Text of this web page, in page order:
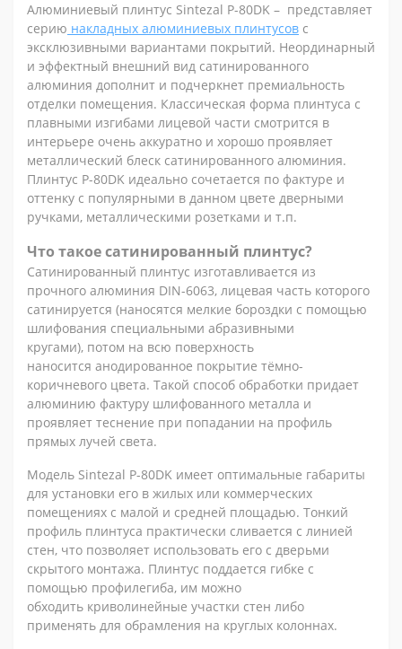
Алюминиевый плинтус Sintezal P-80DK – представляет
серию накладных алюминиевых плинтусов с
эксклюзивными вариантами покрытий. Неординарный
и эффектный внешний вид сатинированного
алюминия дополнит и подчеркнет премиальность
отделки помещения. Классическая форма плинтуса с
плавными изгибами лицевой части смотрится в
интерьере очень аккуратно и хорошо проявляет
металлический блеск сатинированного алюминия.
Плинтус Р-80DK идеально сочетается по фактуре и
оттенку c популярными в данном цвете дверными
ручками, металлическими розетками и т.п.
Что такое сатинированный плинтус?
Сатинированный плинтус изготавливается из
прочного алюминия DIN-6063, лицевая часть которого
сатинируется (наносятся мелкие бороздки с помощью
шлифования специальными абразивными
кругами), потом на всю поверхность
наносится анодированное покрытие тёмно-
коричневого цвета. Такой способ обработки придает
алюминию фактуру шлифованного металла и
проявляет теснение при попадании на профиль
прямых лучей света.
Модель Sintezal P-80DK имеет оптимальные габариты
для установки его в жилых или коммерческих
помещениях с малой и средней площадью. Тонкий
профиль плинтуса практически сливается с линией
стен, что позволяет использовать его с дверьми
скрытого монтажа. Плинтус поддается гибке с
помощью профилегиба, им можно
обходить криволинейные участки стен либо
применять для обрамления на круглых колоннах.